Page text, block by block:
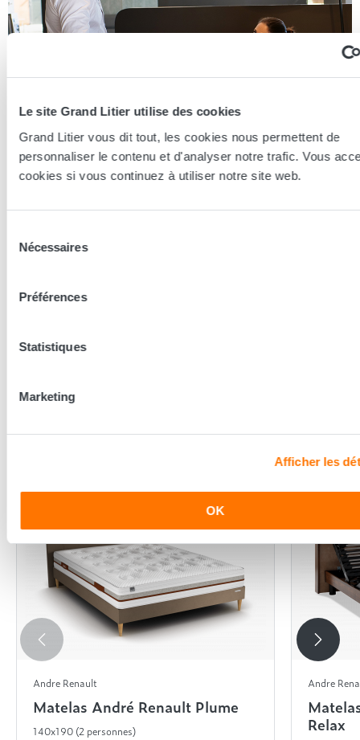
Le site Grand Litier utilise des cookies
Grand Litier vous dit tout, les cookies nous permettent de
personnaliser le contenu et d'analyser notre trafic. Vous
cookies si vous continuez à utiliser notre site web.
Nécessaires
Préférences
Statistiques
Marketing
Afficher les
OK
Essayer en magasin
technologie, le confort, et les modèles les plus adaptés à votre
Trouver le magasin le plus proche
En complément de ce produit
Andre Renault
Matelas André Renault Plume
140x190 (2 personnes)
Andre
Relax